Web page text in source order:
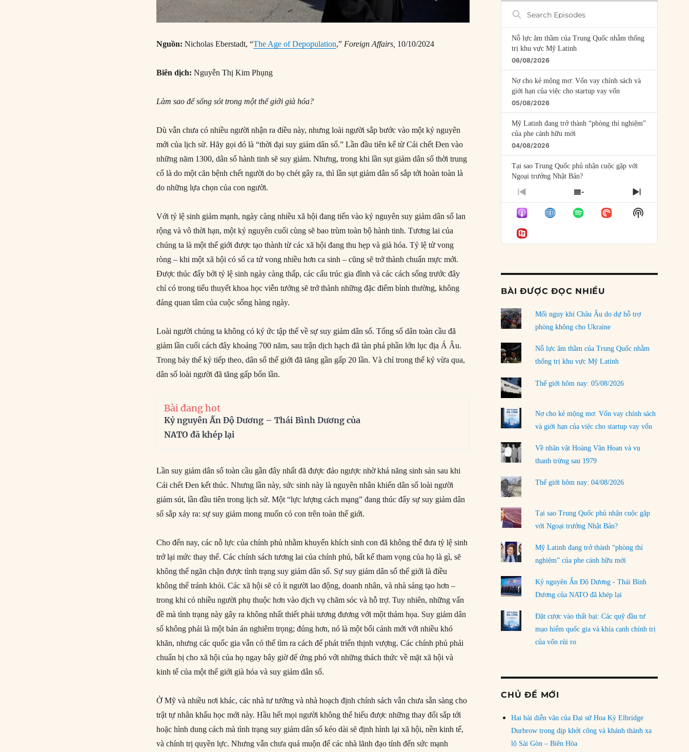
Nguồn: Nicholas Eberstadt, “The Age of Depopulation,” Foreign Affairs, 10/10/2024
Biên dịch: Nguyễn Thị Kim Phụng
Làm sao để sống sót trong một thế giới già hóa?
Dù vẫn chưa có nhiều người nhận ra điều này, nhưng loài người sắp bước vào một kỷ nguyên
mới của lịch sử. Hãy gọi đó là “thời đại suy giảm dân số.” Lần đầu tiên kể từ Cái chết Đen vào
những năm 1300, dân số hành tinh sẽ suy giảm. Nhưng, trong khi lần sụt giảm dân số thời trung
cổ là do một căn bệnh chết người do bọ chét gây ra, thì lần sụt giảm dân số sắp tới hoàn toàn là
do những lựa chọn của con người.
Với tỷ lệ sinh giảm mạnh, ngày càng nhiều xã hội đang tiến vào kỷ nguyên suy giảm dân số lan
rộng và vô thời hạn, một kỷ nguyên cuối cùng sẽ bao trùm toàn bộ hành tinh. Tương lai của
chúng ta là một thế giới được tạo thành từ các xã hội đang thu hẹp và già hóa. Tỷ lệ tử vong
ròng – khi một xã hội có số ca tử vong nhiều hơn ca sinh – cũng sẽ trở thành chuẩn mực mới.
Được thúc đẩy bởi tỷ lệ sinh ngày càng thấp, các cấu trúc gia đình và các cách sống trước đây
chỉ có trong tiểu thuyết khoa học viễn tưởng sẽ trở thành những đặc điểm bình thường, không
đáng quan tâm của cuộc sống hàng ngày.
Loài người chúng ta không có ký ức tập thể về sự suy giảm dân số. Tổng số dân toàn cầu đã
giảm lần cuối cách đây khoảng 700 năm, sau trận dịch hạch đã tàn phá phần lớn lục địa Á Âu.
Trong bảy thế kỷ tiếp theo, dân số thế giới đã tăng gần gấp 20 lần. Và chỉ trong thế kỷ vừa qua,
dân số loài người đã tăng gấp bốn lần.
Bài đang hot
Kỷ nguyên Ấn Độ Dương – Thái Bình Dương của
NATO đã khép lại
Lần suy giảm dân số toàn cầu gần đây nhất đã được đảo ngược nhờ khả năng sinh sản sau khi
Cái chết Đen kết thúc. Nhưng lần này, sức sinh này là nguyên nhân khiến dân số loài người
giảm sút, lần đầu tiên trong lịch sử. Một “lực lượng cách mạng” đang thúc đẩy sự suy giảm dân
số sắp xảy ra: sự suy giảm mong muốn có con trên toàn thế giới.
Cho đến nay, các nỗ lực của chính phủ nhằm khuyến khích sinh con đã không thể đưa tỷ lệ sinh
trở lại mức thay thế. Các chính sách tương lai của chính phủ, bất kể tham vọng của họ là gì, sẽ
không thể ngăn chặn được tình trạng suy giảm dân số. Sự suy giảm dân số thế giới là điều
không thể tránh khỏi. Các xã hội sẽ có ít người lao động, doanh nhân, và nhà sáng tạo hơn –
trong khi có nhiều người phụ thuộc hơn vào dịch vụ chăm sóc và hỗ trợ. Tuy nhiên, những vấn
đề mà tình trạng này gây ra không nhất thiết phải tương đương với một thảm họa. Suy giảm dân
số không phải là một bản án nghiêm trọng; đúng hơn, nó là một bối cảnh mới với nhiều khó
khăn, nhưng các quốc gia vẫn có thể tìm ra cách để phát triển thịnh vượng. Các chính phủ phải
chuẩn bị cho xã hội của họ ngay bây giờ để ứng phó với những thách thức về mặt xã hội và
kinh tế của một thế giới già hóa và suy giảm dân số.
Ở Mỹ và nhiều nơi khác, các nhà tư tưởng và nhà hoạch định chính sách vẫn chưa sẵn sàng cho
trật tự nhân khẩu học mới này. Hầu hết mọi người không thể hiểu được những thay đổi sắp tới
hoặc hình dung cách mà tình trạng suy giảm dân số kéo dài sẽ định hình lại xã hội, nền kinh tế,
và chính trị quyền lực. Nhưng vẫn chưa quá muộn để các nhà lãnh đạo tính đến sức mạnh
Search
Episodes
Nỗ lực âm thầm của Trung Quốc nhằm thống
trị khu vực Mỹ Latinh
06/08/2026
Nợ cho kẻ mộng mơ: Vốn vay chính sách và
giới hạn của việc cho startup vay vốn
05/08/2026
Mỹ Latinh đang trở thành “phòng thí nghiệm”
của phe cánh hữu mới
04/08/2026
Tại sao Trung Quốc phủ nhận cuộc gặp với
Ngoại trưởng Nhật Bản?
04/08/2026
Điểm mù chiến lược của Trump tại Thái Bình
Dương
03/08/2026
rủi ro
01/08/2026
31/07/2026
phải chịu đựng?
30/07/2026
Tập tìm cách chôn vùi bê bối chấn động vòng
tròn thân cận của mình
LOAD MORE
PREVIOUS
EPISODE
SHOW
EPISODES
LIST
NEXT
EPISODE
Show
Podcast
BÀI ĐƯỢC ĐỌC NHIỀU
Mối nguy khi Châu Âu do dự hỗ trợ
phòng không cho Ukraine
Nỗ lực âm thầm của Trung Quốc nhằm
thống trị khu vực Mỹ Latinh
Thế giới hôm nay: 05/08/2026
Nợ cho kẻ mộng mơ: Vốn vay chính sách
và giới hạn của việc cho startup vay vốn
Về nhân vật Hoàng Văn Hoan và vụ
thanh trừng sau 1979
Thế giới hôm nay: 04/08/2026
Tại sao Trung Quốc phủ nhận cuộc gặp
với Ngoại trưởng Nhật Bản?
Mỹ Latinh đang trở thành “phòng thí
nghiệm” của phe cánh hữu mới
Kỷ nguyên Ấn Độ Dương - Thái Bình
Dương của NATO đã khép lại
Đặt cược vào thất bại: Các quỹ đầu tư
mạo hiểm quốc gia và khía cạnh chính trị
của vốn rủi ro
CHỦ ĐỀ MỚI
Hai bài diễn văn của Đại sứ Hoa Kỳ Elbridge
Durbrow trong dịp khởi công và khánh thành xa
lộ Sài Gòn – Biên Hòa